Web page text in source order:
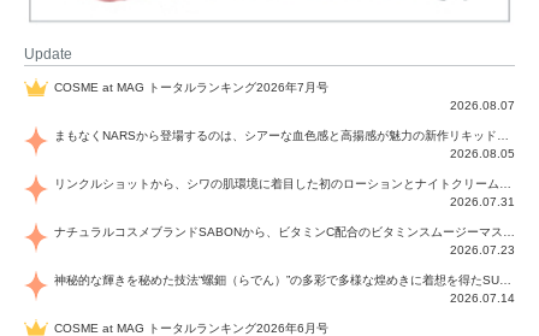
Update
COSME at MAG トータルランキング2026年7月号
2026.08.07
まもなくNARSから登場するのは、シアーな血色感と高揚感が魅力の新作リキッドブラッシュ「インセイシャブル リキッドブラッシュ」と、ゴールデンアワーに染まる空にインスピレーションを得た「アフターグロー リップシャイン」の新色！夏をハックして！
2026.08.05
リンクルショットから、シワの肌環境に着目した初のローションとナイトクリームが登場！デイリーケアで、シワ特有の肌環境を改善し、シワが目立たない肌へと導きます。
2026.07.31
ナチュラルコスメブランドSABONから、ビタミンC配合のビタミンスムージーマスク「ラディアンスマスク」と、ペパーミントにオーガニックハーブを凝縮したジェルの涼感トリートメント美容液「スカルプセラム リフレッシング」が登場！日々のデイリーケアで、過酷な猛暑で疲れた肌や頭皮をサポート、心地よくリフレッシュし、優しく肌を整えます。
2026.07.23
神秘的な輝きを秘めた技法“螺鈿（らでん）”の多彩で多様な煌めきに着想を得たSUQQUの2026 秋 カラーコレクションから登場するのは、艶然と輝くアイシャドウや偏光パールを配したフェイスカラー、繊細なパールの煌めくネイル、そしてそれらを際立てる“朧げな艶”を秘めた新リクイドリップ「ブラー リクイド リップ」。強さを秘めたまろやかな洗練の表情に。
2026.07.14
COSME at MAG トータルランキング2026年6月号